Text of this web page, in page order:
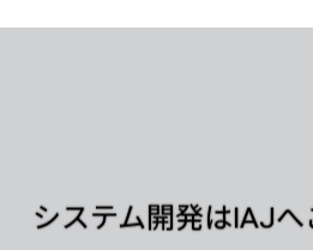
システム開発はIAJ